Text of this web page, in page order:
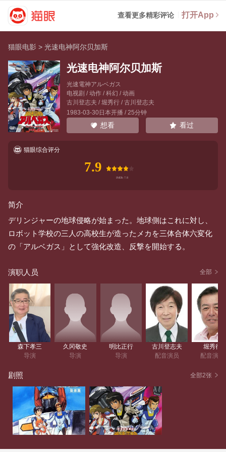
查看更多精彩评论 打开App
猫眼电影 >光速电神阿尔贝加斯
光速电神阿尔贝加斯
光速電神アルベガス
电视剧 / 动作 / 科幻 / 动画
古川登志夫 /堀秀行/古川登志夫
1983-03-30日本开播 / 25分钟
想看 看过
猫眼综合评分
7.9
简介
デリンジャーの地球侵略が始まった。地球側はこれに対し、
ロボット学校の三人の高校生が造ったメカを三体合体六変化
の「アルベガス」として強化改造、反撃を開始する。
演职人员 全部
森下孝三
导演
久冈敬史
导演
明比正行
导演
古川登志夫
配音演员
堀秀行
配音演员
剧照 全部2张